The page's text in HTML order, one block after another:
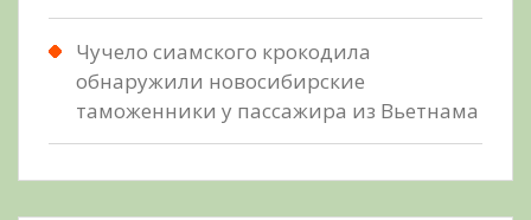
Чучело сиамского крокодила
обнаружили новосибирские
таможенники у пассажира из Вьетнама